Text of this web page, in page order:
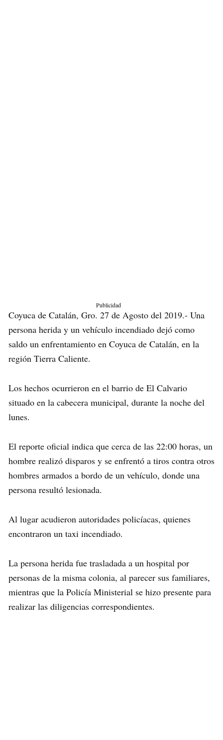
Publicidad
Coyuca de Catalán, Gro. 27 de Agosto del 2019.- Una
persona herida y un vehículo incendiado dejó como
saldo un enfrentamiento en Coyuca de Catalán, en la
región Tierra Caliente.
Los hechos ocurrieron en el barrio de El Calvario
situado en la cabecera municipal, durante la noche del
lunes.
El reporte oficial indica que cerca de las 22:00 horas, un
hombre realizó disparos y se enfrentó a tiros contra otros
hombres armados a bordo de un vehículo, donde una
persona resultó lesionada.
Al lugar acudieron autoridades policíacas, quienes
encontraron un taxi incendiado.
La persona herida fue trasladada a un hospital por
personas de la misma colonia, al parecer sus familiares,
mientras que la Policía Ministerial se hizo presente para
realizar las diligencias correspondientes.